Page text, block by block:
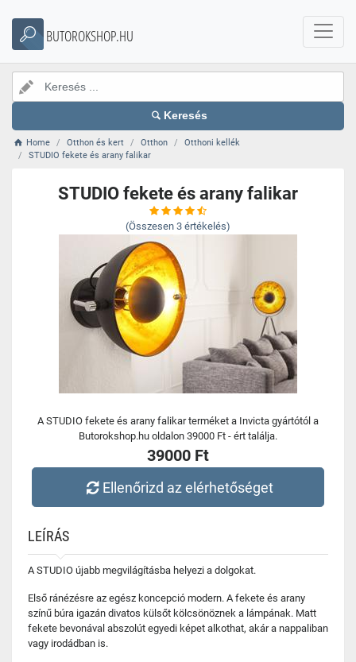
BUTOROKSHOP.HU
Keresés
Home Otthon és kert Otthon
Otthoni kellék
STUDIO fekete és arany falikar
STUDIO fekete és arany falikar
(Összesen 3 értékelés)
A STUDIO fekete és arany falikar terméket a Invicta gyártótól a
Butorokshop.hu oldalon 39000 Ft - ért találja.
39000 Ft
Ellenőrizd az elérhetőséget
LEÍRÁS
A STUDIO újabb megvilágításba helyezi a dolgokat.
Első ránézésre az egész koncepció modern. A fekete és arany
színű búra igazán divatos külsőt kölcsönöznek a lámpának. Matt
fekete bevonával abszolút egyedi képet alkothat, akár a nappaliban
vagy irodádban is.